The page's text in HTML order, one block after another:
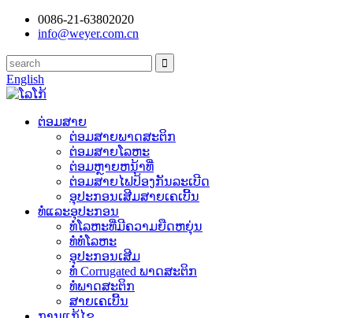
0086-21-63802020
info@weyer.com.cn
English
ຕ່ອມສາຍ
ຕ່ອມສາຍພາດສະຕິກ
ຕ່ອມສາຍໂລຫະ
ຕ່ອມຫຼາຍຫນ້າທີ່
ຕ່ອມສາຍໄຟປ້ອງກັນລະເບີດ
ອຸປະກອນເສີມສາຍເຄເບີ້ນ
ທໍ່ແລະອຸປະກອນ
ທໍ່ໂລຫະທີ່ມີຄວາມຍືດຫຍຸ່ນ
ທໍ່ທໍ່ໂລຫະ
ອຸປະກອນເສີມ
ທໍ່ Corrugated ພາດສະຕິກ
ທໍ່ພາດສະຕິກ
ສາຍເຄເບີ້ນ